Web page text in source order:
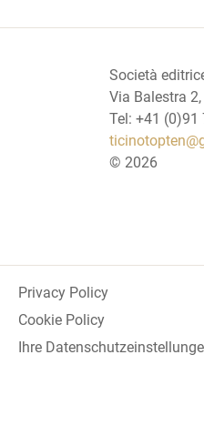
Società
Via Balestra
Tel: +41 (0)91
© 2026
Privacy Policy
Cookie Policy
Ihre